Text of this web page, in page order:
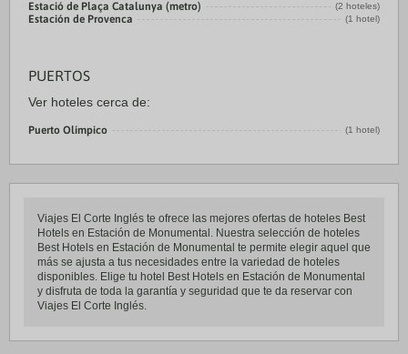
Estació de Plaça Catalunya (metro) (2 hoteles)
Estación de Provenca (1 hotel)
PUERTOS
Ver hoteles cerca de:
Puerto Olímpico (1 hotel)
Viajes El Corte Inglés te ofrece las mejores ofertas de hoteles Best
Hotels en Estación de Monumental. Nuestra selección de hoteles
Best Hotels en Estación de Monumental te permite elegir aquel que
más se ajusta a tus necesidades entre la variedad de hoteles
disponibles. Elige tu hotel Best Hotels en Estación de Monumental
y disfruta de toda la garantía y seguridad que te da reservar con
Viajes El Corte Inglés.